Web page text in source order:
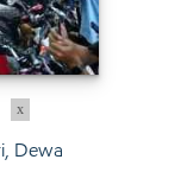
Dewa
x